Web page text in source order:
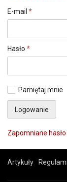
E-mail *
Hasło *
Pamiętaj mnie
Zapomniane hasło
Artykuły